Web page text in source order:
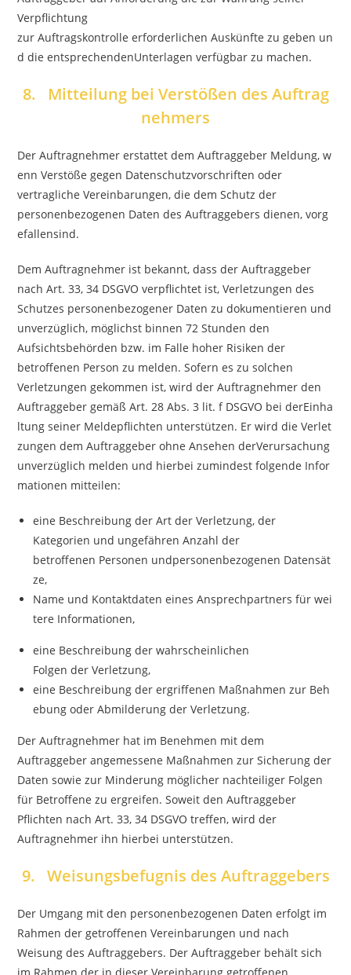
Verpflichtung
zur Auftragskontrolle erforderlichen Auskünfte zu geben un
d die entsprechendenUnterlagen verfügbar zu machen.
8. Mitteilung bei Verstößen des Auftrag
nehmers
Der Auftragnehmer erstattet dem Auftraggeber Meldung, w
enn Verstöße gegen Datenschutzvorschriften oder
vertragliche Vereinbarungen, die dem Schutz der
personenbezogenen Daten des Auftraggebers dienen, vorg
efallensind.
Dem Auftragnehmer ist bekannt, dass der Auftraggeber
nach Art. 33, 34 DSGVO verpflichtet ist, Verletzungen des
Schutzes personenbezogener Daten zu dokumentieren und
unverzüglich, möglichst binnen 72 Stunden den
Aufsichtsbehörden bzw. im Falle hoher Risiken der
betroffenen Person zu melden. Sofern es zu solchen
Verletzungen gekommen ist, wird der Auftragnehmer den
Auftraggeber gemäß Art. 28 Abs. 3 lit. f DSGVO bei derEinha
ltung seiner Meldepflichten unterstützen. Er wird die Verlet
zungen dem Auftraggeber ohne Ansehen derVerursachung
unverzüglich melden und hierbei zumindest folgende Infor
mationen mitteilen:
eine Beschreibung der Art der Verletzung, der
Kategorien und ungefähren Anzahl der
betroffenen Personen undpersonenbezogenen Datensät
ze,
Name und Kontaktdaten eines Ansprechpartners für wei
tere Informationen,
eine Beschreibung der wahrscheinlichen
Folgen der Verletzung,
eine Beschreibung der ergriffenen Maßnahmen zur Beh
ebung oder Abmilderung der Verletzung.
Der Auftragnehmer hat im Benehmen mit dem
Auftraggeber angemessene Maßnahmen zur Sicherung der
Daten sowie zur Minderung möglicher nachteiliger Folgen
für Betroffene zu ergreifen. Soweit den Auftraggeber
Pflichten nach Art. 33, 34 DSGVO treffen, wird der
Auftragnehmer ihn hierbei unterstützen.
9. Weisungsbefugnis des Auftraggebers
Der Umgang mit den personenbezogenen Daten erfolgt im
Rahmen der getroffenen Vereinbarungen und nach
Weisung des Auftraggebers. Der Auftraggeber behält sich